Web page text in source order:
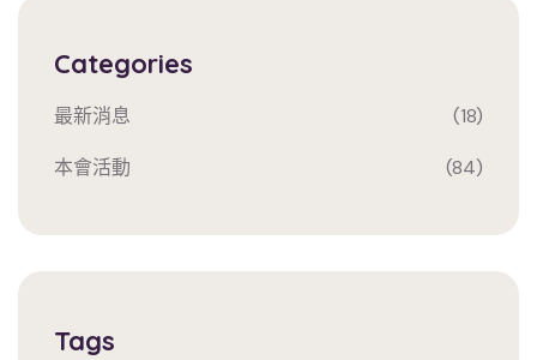
Categories
最新消息 (18)
本會活動 (84)
Tags